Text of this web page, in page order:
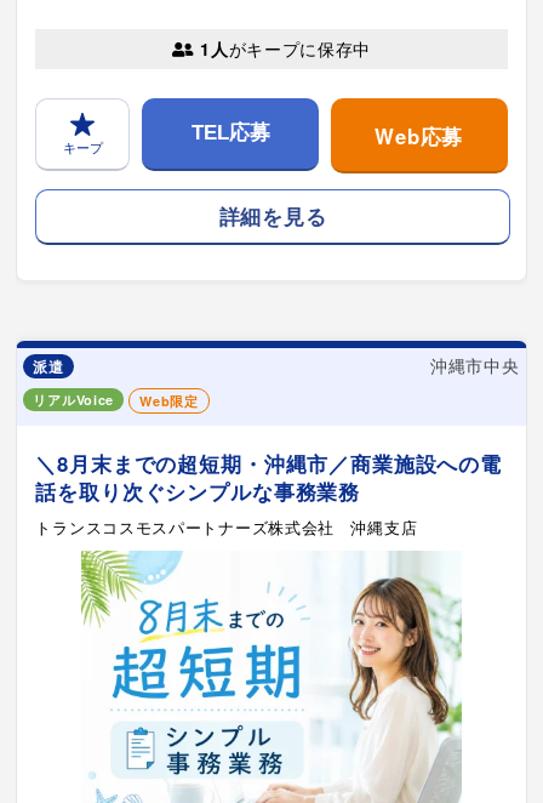
1人がキープに保存中
キープ
TEL応募 Web応募
詳細を見る
派遣 沖縄市中央
リアルVoice Web限定
＼8月末までの超短期・沖縄市／商業施設への電
話を取り次ぐシンプルな事務業務
トランスコスモスパートナーズ株式会社 沖縄支店